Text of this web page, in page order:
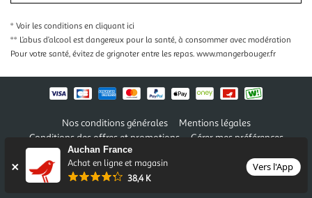
Auchan France
Achat en ligne et magasin
38,4 K
Vers l'App
* Voir les conditions en cliquant ici
** L’abus d’alcool est dangereux pour la santé, à consommer avec modération
Pour votre santé, évitez de grignoter entre les repas. www.mangerbouger.fr
Nos conditions générales
Mentions légales
Conditions des offres et promotions
Gérer mes préférences
Politique de confidentialité
Auchan 2026 © Tous droits réservés